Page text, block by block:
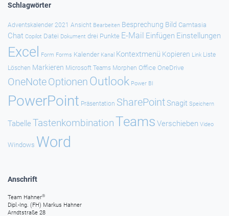
Schlagwörter
Adventskalender 2021 Ansicht Bearbeiten Besprechung Bild Camtasia
Chat Copilot Datei Dokument drei Punkte E-Mail Einfügen Einstellungen
Excel Form Forms Kalender Kanal Kontextmenü Kopieren Link Liste
Löschen Markieren Microsoft Teams Morphen Office OneDrive
OneNoteOptionen Outlook Power BI
PowerPoint Präsentation SharePointSnagit Speichern
Tabelle TastenkombinationTeams Verschieben Video
Windows Word
Anschrift
Team Hahner®
Dipl.-Ing. (FH) Markus Hahner
Arndtstraße 28